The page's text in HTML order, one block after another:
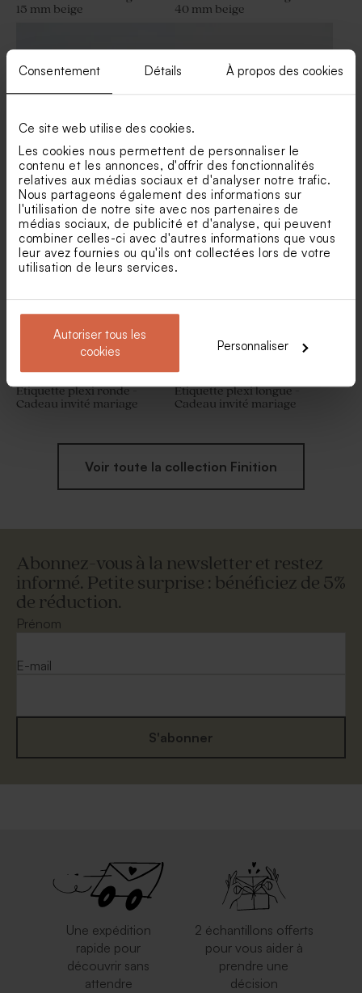
Consentement Détails À propos des cookies
Ce site web utilise des cookies.
Les cookies nous permettent de personnaliser le
contenu et les annonces, d'offrir des fonctionnalités
relatives aux médias sociaux et d'analyser notre trafic.
Nous partageons également des informations sur
l'utilisation de notre site avec nos partenaires de
médias sociaux, de publicité et d'analyse, qui peuvent
combiner celles-ci avec d'autres informations que vous
leur avez fournies ou qu'ils ont collectées lors de votre
utilisation de leurs services.
Autoriser tous les
cookies
Personnaliser
Diffuseur de parfum
mariage en verre
15 mm beige
40 mm beige
Elastique beige mariage 10m Pompon beige pour
contenant à dragées
Etiquette plexi ronde -
Cadeau invité mariage
Etiquette plexi longue -
Cadeau invité mariage
Voir toute la collection Finition
Abonnez-vous à la newsletter et restez
informé. Petite surprise : bénéficiez de 5%
de réduction.
Prénom
E-mail
S'abonner
Une expédition
rapide pour
découvrir sans
attendre
2 échantillons offerts
pour vous aider à
prendre une
décision